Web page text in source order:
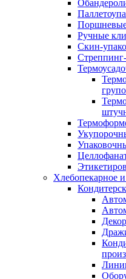
Ручные
Скин-
Хлебопекарное